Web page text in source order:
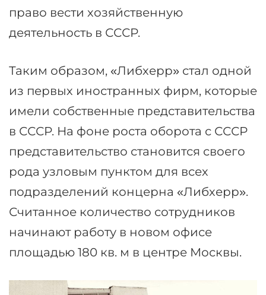
право вести хозяйственную
деятельность в СССР.
Таким образом, «Либхерр» стал одной
из первых иностранных фирм, которые
имели собственные представительства
в СССР. На фоне роста оборота с СССР
представительство становится своего
рода узловым пунктом для всех
подразделений концерна «Либхерр».
Считанное количество сотрудников
начинают работу в новом офисе
площадью 180 кв. м в центре Москвы.